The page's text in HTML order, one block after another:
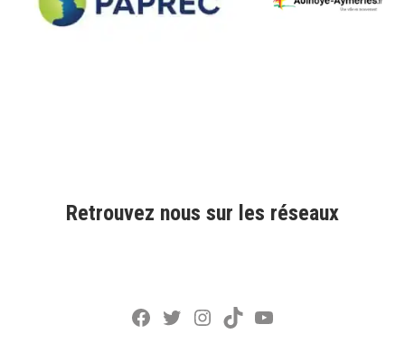
Retrouvez nous sur les réseaux
Facebook
Twitter
Instagram
TikTokYouTube